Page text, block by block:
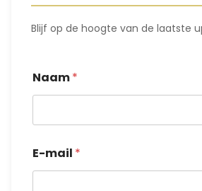
Blijf op de hoogte van de laatste
Naam*
E-mail *